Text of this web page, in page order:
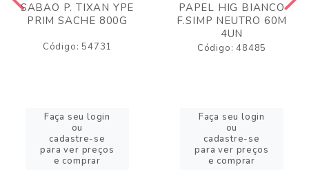
SABAO P. TIXAN YPE
PRIM SACHE 800G
Código: 54731
Faça seu login
ou
cadastre-se
para ver preços
e comprar
PAPEL HIG BIANCO
F.SIMP NEUTRO 60M
4UN
Código: 48485
Faça seu login
ou
cadastre-se
para ver preços
e comprar